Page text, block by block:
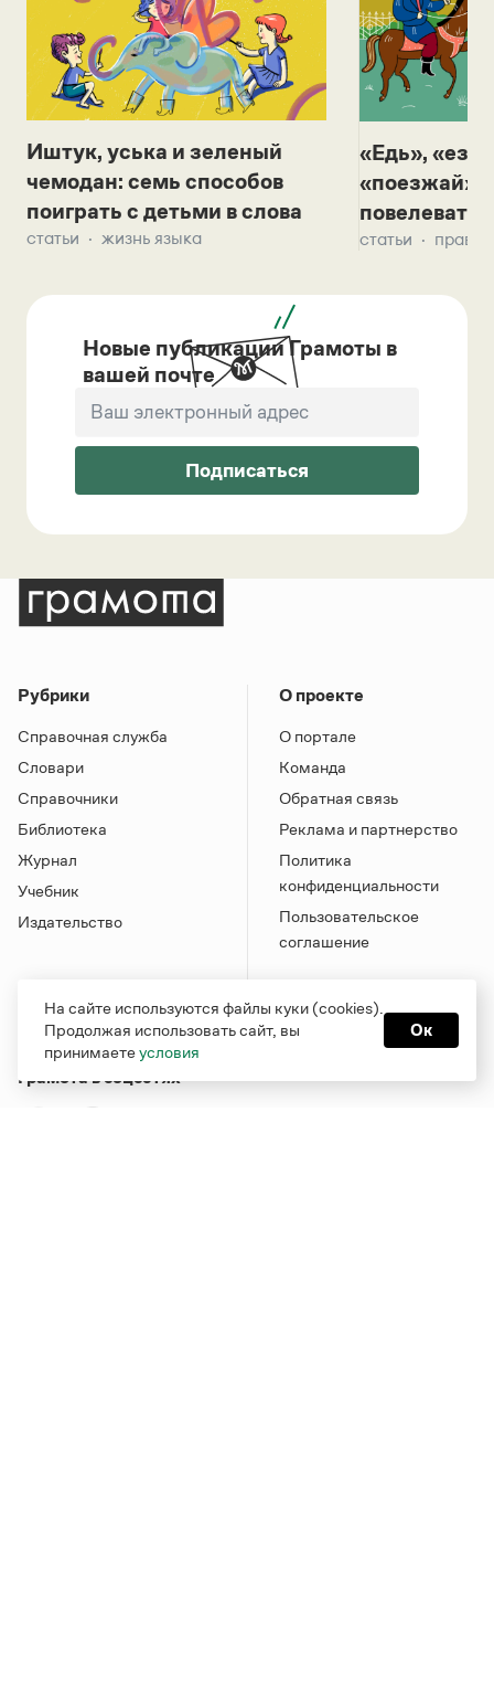
Иштук, уська и зеленый
чемодан: семь способов
поиграть с детьми в слова
статьи жизнь языка
«Едь»,
«поезжай»?
повелевать
статьи
Новые публикации Грамоты в
вашей почте
Подписаться
Рубрики
Справочная служба
Словари
Справочники
Библиотека
Журнал
Учебник
Издательство
О проекте
О портале
Команда
Обратная связь
Реклама и партнерство
Политика
конфиденциальности
Пользовательское
соглашение
Грамота в соцсетях
На сайте используются файлы куки (cookies).
Продолжая использовать сайт, вы
принимаетеусловия
Ок